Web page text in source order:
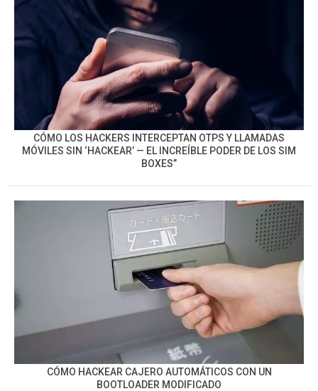
CÓMO LOS HACKERS INTERCEPTAN OTPS Y LLAMADAS
MÓVILES SIN ‘HACKEAR’ — EL INCREÍBLE PODER DE LOS SIM
BOXES”
CÓMO HACKEAR CAJERO AUTOMÁTICOS CON UN
BOOTLOADER MODIFICADO